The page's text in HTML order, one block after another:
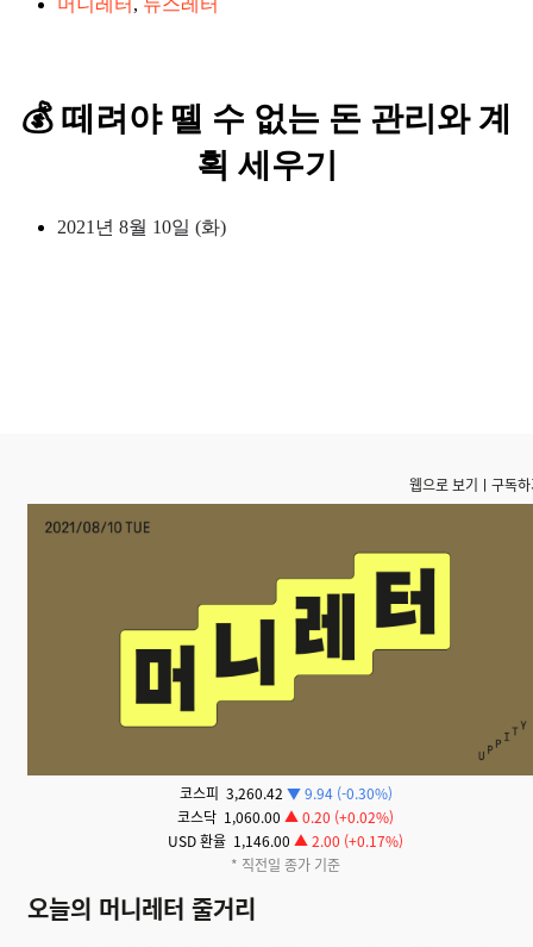
💰 떼려야 뗄 수 없는 돈 관리와 계
획 세우기
2021년 8월 10일 (화)
웹으로 보기 ㅣ 구독
코스피 3,260.42 ▼ 9.94 (-0.30%)
코스닥 1,060.00 ▲ 0.20 (+0.02%)
USD 환율 1,146.00 ▲ 2.00 (+0.17%)
* 직전일 종가 기준
오늘의 머니레터 줄거리